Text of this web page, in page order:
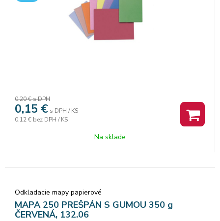
0,20 €s DPH
0,15 € s DPH / KS
0,12 € bez DPH / KS
Na sklade
Odkladacie mapy papierové
MAPA 250 PREŠPÁN S GUMOU 350 g
ČERVENÁ, 132.06